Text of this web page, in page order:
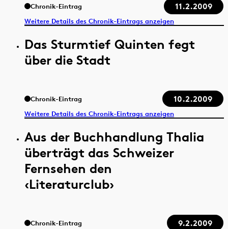
Chronik-Eintrag 11.2.2009
Weitere Details des Chronik-Eintrags anzeigen
Das Sturmtief Quinten fegt
über die Stadt
Chronik-Eintrag 10.2.2009
Weitere Details des Chronik-Eintrags anzeigen
Aus der Buchhandlung Thalia
überträgt das Schweizer
Fernsehen den
‹Literaturclub›
Chronik-Eintrag 9.2.2009